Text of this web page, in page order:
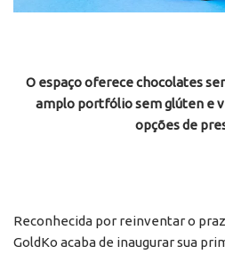
O espaço oferece chocolates
amplo portfólio sem glúten e
opções de
Reconhecida por reinventar o
GoldKo acaba de inaugurar sua